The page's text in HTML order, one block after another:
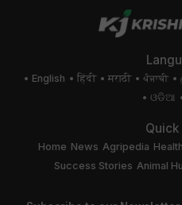
English हिंदी मराठी ਪੰਜਾਬੀ
ଓଡିଆ
Quick
Home News Agripedia
Success Stories Animal